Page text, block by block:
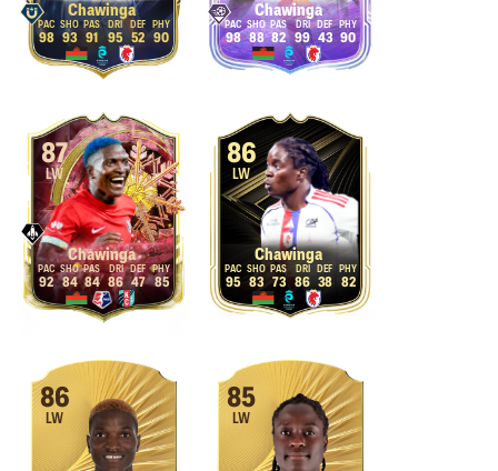
Chawinga
98 93 91 95 52 90
Chawinga
98 88 82 99 43 90
87
LW
Chawinga
92 84 84 86 47 85
86
LW
Chawinga
95 83 73 86 38 82
86
LW
85
LW